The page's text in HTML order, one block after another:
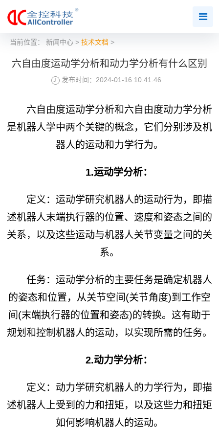
当前位置： 新闻中心> 技术文档 >
六自由度运动学分析和动力学分析有什么区别
发布时间：2024-01-16 10:41:46
六自由度运动学分析和六自由度动力学分析
是机器人学中两个关键的概念，它们分别涉及机
器人的运动和力学行为。
1.运动学分析：
定义：运动学研究机器人的运动行为，即描
述机器人末端执行器的位置、速度和姿态之间的
关系，以及这些运动与机器人关节变量之间的关
系。
任务：运动学分析的主要任务是确定机器人
的姿态和位置，从关节空间(关节角度)到工作空
间(末端执行器的位置和姿态)的转换。这有助于
规划和控制机器人的运动，以实现所需的任务。
2.动力学分析：
定义：动力学研究机器人的力学行为，即描
述机器人上受到的力和扭矩，以及这些力和扭矩
如何影响机器人的运动。